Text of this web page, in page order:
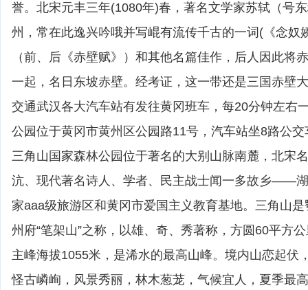
誉。北宋元丰三年(1080年)春，著名文学家苏轼（号
州，常在此逸兴吟哦并写崐有流传千古的一词(《念奴
（前、后《赤壁赋》）和其他名篇佳作，后人因此将
一起，名日东坡赤壁。经考证，这一带还是三国赤壁
交通武汉各大汽车站有发往黄冈班车，每20分钟左右
公园位于黄冈市黄州区公园路11号，汽车站坐8路公
三角山国家森林公园位于著名的大别山脉南麓，北宋
沆、现代著名诗人、学者、民主战士闻一多故乡——
家aaa级旅游区和黄冈市爱国主义教育基地。三角山
州府“笔架山”之称，以雄、奇、秀著称，方圆60平方
主峰海拔1055米，是浠水的最高山峰。境内山恋起伏
怪古嶙峋，风景秀丽，林木葱茏，气候宜人，夏季